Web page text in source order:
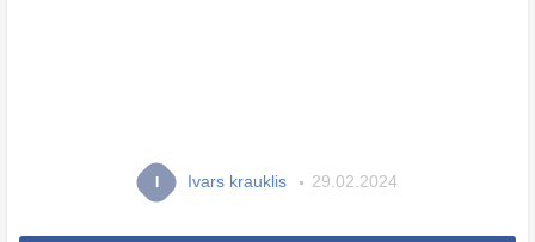
Ivars krauklis 29.02.2024